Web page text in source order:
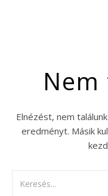
Elnézést, nem
eredményt. Másik